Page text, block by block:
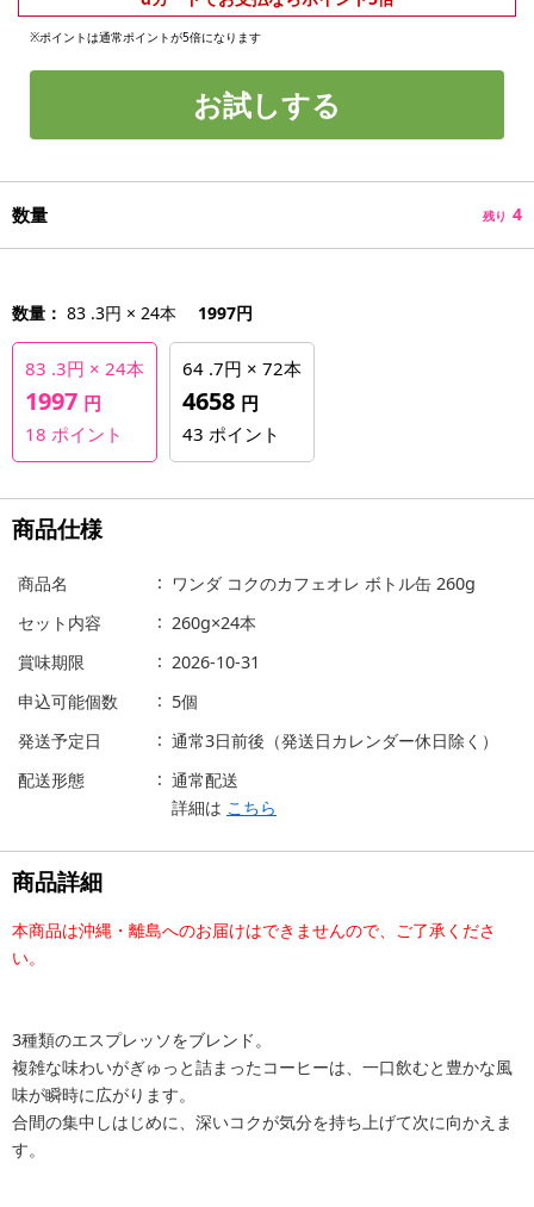
※ポイントは通常ポイントが5倍になります
お試しする
数量 残り 4
数量： 83 .3円 × 24本 1997円
83 .3円 × 24本
1997 円
18 ポイント
64 .7円 × 72本
4658 円
43 ポイント
商品仕様
商品名
ワンダ コクのカフェオレ ボトル缶 260g
セット内容
260g×24本
賞味期限
2026-10-31
申込可能個数
5個
発送予定日
通常3日前後（発送日カレンダー休日除く）
配送形態
通常配送
詳細は こちら
商品詳細
本商品は沖縄・離島へのお届けはできませんので、ご了承くださ
い。
3種類のエスプレッソをブレンド。
複雑な味わいがぎゅっと詰まったコーヒーは、一口飲むと豊かな風
味が瞬時に広がります。
合間の集中しはじめに、深いコクが気分を持ち上げて次に向かえま
す。